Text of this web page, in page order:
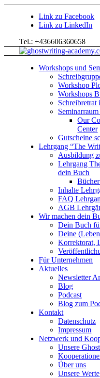
Link zu Facebook
Link zu LinkedIn
Tel.: +436606360658
Workshops und
Workshop
Workshops
Schreibretrat
Our
Center
Gutscheine
Lehrgang “The
Ausbildung
Lehrgang
dein Buch
Inhalte
FAQ
AGB
Wir machen dein
Dein Buch
Deine
Korrektorat,
Für Unternehmen
Aktuelles
Newsletter
Blog
Podcast
Blog zum
Kontakt
Datenschutz
Impressum
Netzwerk und
Unsere
Über uns
Unsere Werte